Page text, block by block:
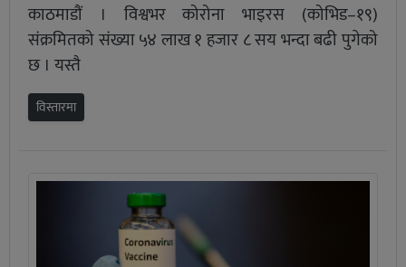
काठमाडौं । विश्वभर कोरोना भाइरस (कोभिड–१९)
संक्रमितको संख्या ५४ लाख १ हजार ८ सय भन्दा बढी पुगेको
छ । यस्तै
विस्तारमा